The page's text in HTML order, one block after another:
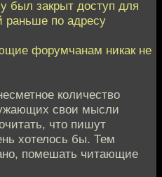
был закрыт доступ для
раньше по адресу
форумчанам никак не
количество
свои мысли
что пишут
хотелось бы. Тем
помешать читающие